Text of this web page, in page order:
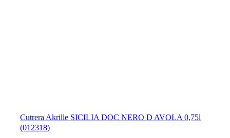
Cutrera Akrille SICILIA DOC NERO D AVOLA 0,75l
(012318)